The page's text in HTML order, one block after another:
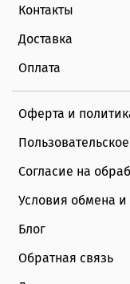
Контакты
Доставка
Оплата
Оферта и
Согласие на
Условия обмена и
Блог
Обратная связь